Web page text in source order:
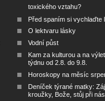
toxického vztahu?
Před spaním si vychlaďte
O lektvaru lásky
Vodní půst
Kam za kulturou a na
týdnu od 2.8. do 9.8.
Horoskopy na měsíc
Deníček týrané matky:
kroužky, Bože, stůj při nás